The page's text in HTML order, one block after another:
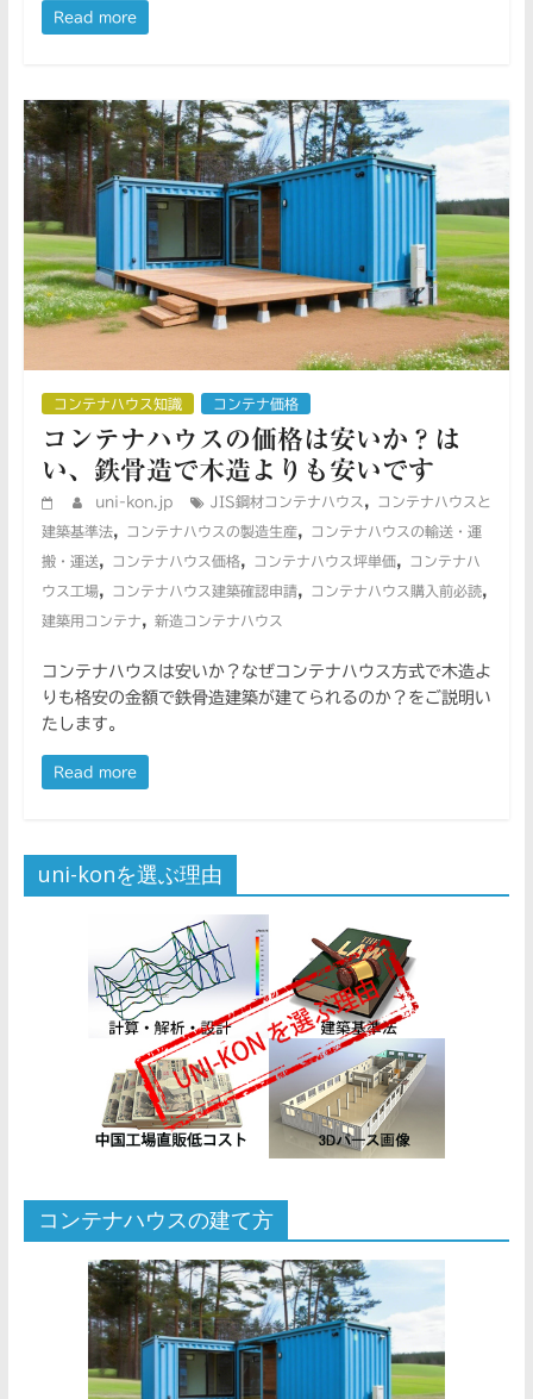
Read more
コンテナハウス知識 コンテナ価格
コンテナハウスの価格は安いか？は
い、鉄骨造で木造よりも安いです
uni-kon.jp JIS鋼材コンテナハウス , コンテナハウスと
建築基準法, コンテナハウスの製造生産, コンテナハウスの輸送・運
搬・運送, コンテナハウス価格, コンテナハウス坪単価, コンテナハ
ウス工場, コンテナハウス建築確認申請, コンテナハウス購入前必読,
建築用コンテナ, 新造コンテナハウス
コンテナハウスは安いか？なぜコンテナハウス方式で木造よ
りも格安の金額で鉄骨造建築が建てられるのか？をご説明い
たします。
Read more
uni-konを選ぶ理由
コンテナハウスの建て方